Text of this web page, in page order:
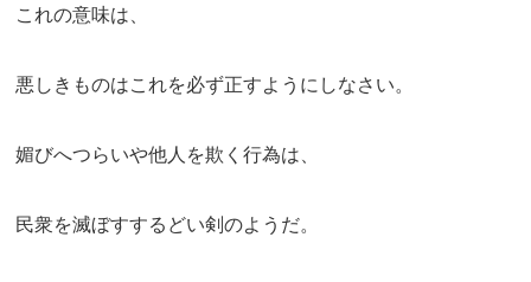
これの意味は、
悪しきものはこれを必ず正すようにしなさい。
媚びへつらいや他人を欺く行為は、
民衆を滅ぼすするどい剣のようだ。